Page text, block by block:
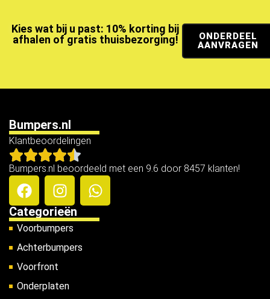
Kies wat bij u past: 10% korting bij
afhalen of gratis thuisbezorging!
ONDERDEEL
AANVRAGEN
Bumpers.nl
Klantbeoordelingen
Bumpers.nl beoordeeld met een 9.6 door 8457 klanten!
Categorieën
Voorbumpers
Achterbumpers
Voorfront
Onderplaten